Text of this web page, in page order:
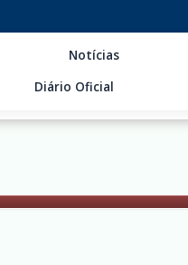
Notícias
Diário Oficial